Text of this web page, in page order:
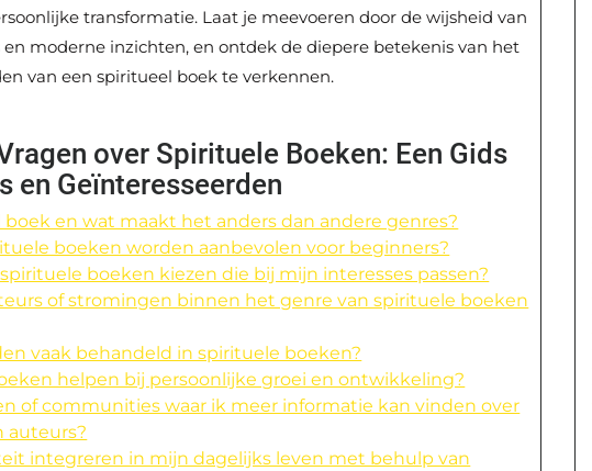
transformatie. Laat je meevoeren door de wijsheid van
moderne inzichten, en ontdek de diepere betekenis van het
van een spiritueel boek te verkennen.
over Spirituele Boeken: Een Gids
en Geïnteresseerden
en wat maakt het anders dan andere genres?
boeken worden aanbevolen voor beginners?
boeken kiezen die bij mijn interesses passen?
of stromingen binnen het genre van spirituele boeken
vaak behandeld in spirituele boeken?
helpen bij persoonlijke groei en ontwikkeling?
of communities waar ik meer informatie kan vinden over
auteurs?
integreren in mijn dagelijks leven met behulp van